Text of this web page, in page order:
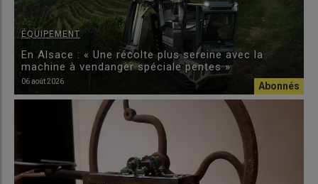
ÉQUIPEMENT
En Alsace : « Une récolte plus sereine avec la
machine à vendanger spéciale pentes »
06 août 2026